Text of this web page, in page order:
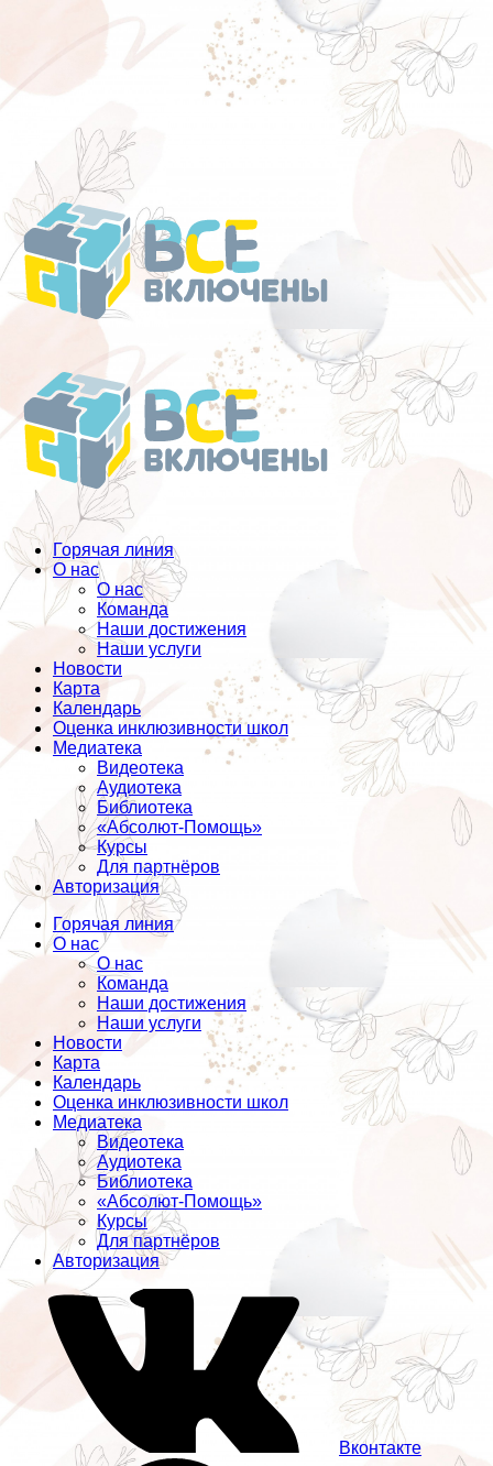
Перейти
к
содержанию
Горячая линия
О нас
О нас
Команда
Наши достижения
Наши услуги
Новости
Карта
Календарь
Оценка инклюзивности школ
Медиатека
Видеотека
Аудиотека
Библиотека
«Абсолют-Помощь»
Курсы
Для партнёров
Авторизация
Горячая линия
О нас
О нас
Команда
Наши достижения
Наши услуги
Новости
Карта
Календарь
Оценка инклюзивности школ
Медиатека
Видеотека
Аудиотека
Библиотека
«Абсолют-Помощь»
Курсы
Для партнёров
Авторизация
Вконтакте